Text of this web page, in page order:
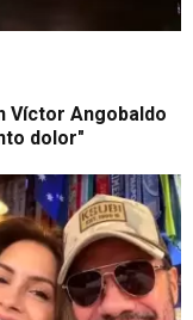
Víctor Angobaldo
dolor"